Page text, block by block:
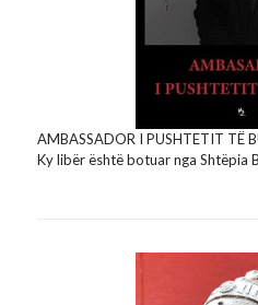
AMBASSADOR I PUSHTETIT TË
Ky libër është botuar nga Shtëpia